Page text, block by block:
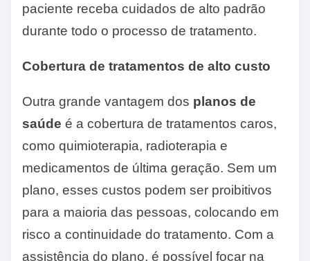
paciente receba cuidados de alto padrão
durante todo o processo de tratamento.
Cobertura de tratamentos de alto custo
Outra grande vantagem dos planos de
saúde é a cobertura de tratamentos caros,
como quimioterapia, radioterapia e
medicamentos de última geração. Sem um
plano, esses custos podem ser proibitivos
para a maioria das pessoas, colocando em
risco a continuidade do tratamento. Com a
assistência do plano, é possível focar na